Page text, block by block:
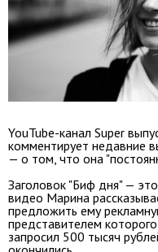
YouTube-канал Super
комментирует недавние
— о том, что она
Заголовок "Биф дня" —
видео Марина
предложить ему
представителем
запросил 500 тысяч